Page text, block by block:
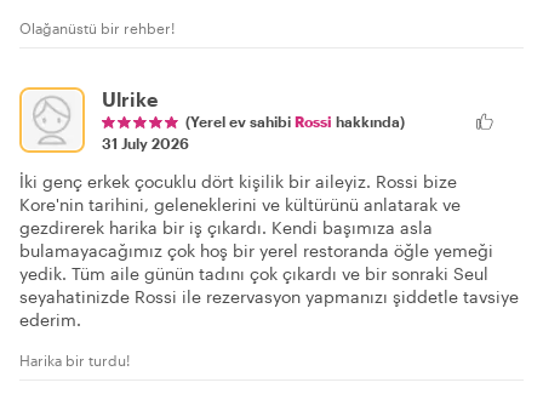
Olağanüstü bir rehber!
Ulrike
(Yerel ev sahibi Rossi hakkında)
31 July 2026
İki genç erkek çocuklu dört kişilik bir aileyiz. Rossi bize
Kore'nin tarihini, geleneklerini ve kültürünü anlatarak ve
gezdirerek harika bir iş çıkardı. Kendi başımıza asla
bulamayacağımız çok hoş bir yerel restoranda öğle yemeği
yedik. Tüm aile günün tadını çok çıkardı ve bir sonraki Seul
seyahatinizde Rossi ile rezervasyon yapmanızı şiddetle tavsiye
ederim.
Harika bir turdu!